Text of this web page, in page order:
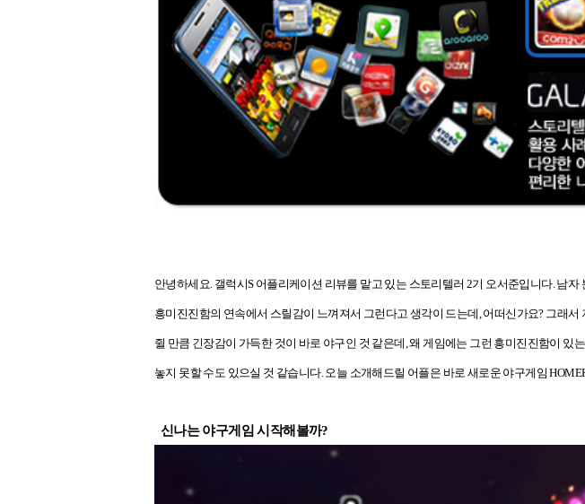
안녕하세요. 갤럭시S 어플리케이션 리뷰를 맡고 있는 스토리텔러 2기 오서준입니다. 남
흥미진진함의 연속에서 스릴감이 느껴져서 그런다고 생각이 드는데, 어떠신가요? 그래
쥘 만큼 긴장감이 가득한 것이 바로 야구인 것 같은데, 왜 게임에는 그런 흥미진진함이
놓지 못할 수도 있으실 것 같습니다. 오늘 소개해드릴 어플은 바로 새로운 야구게임
신나는 야구게임 시작해볼까?